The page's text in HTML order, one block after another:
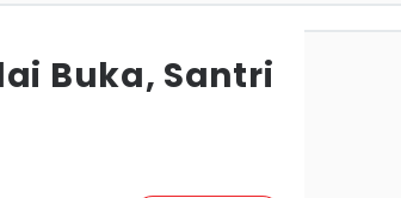
Buka, Santri